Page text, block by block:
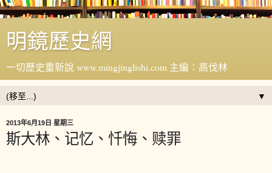
明鏡歷史網
一切歷史重新說 www.mingjinglishi.com 主編：高伐林
▼
2013年6月19日 星期三
斯大林、记忆、忏悔、赎罪